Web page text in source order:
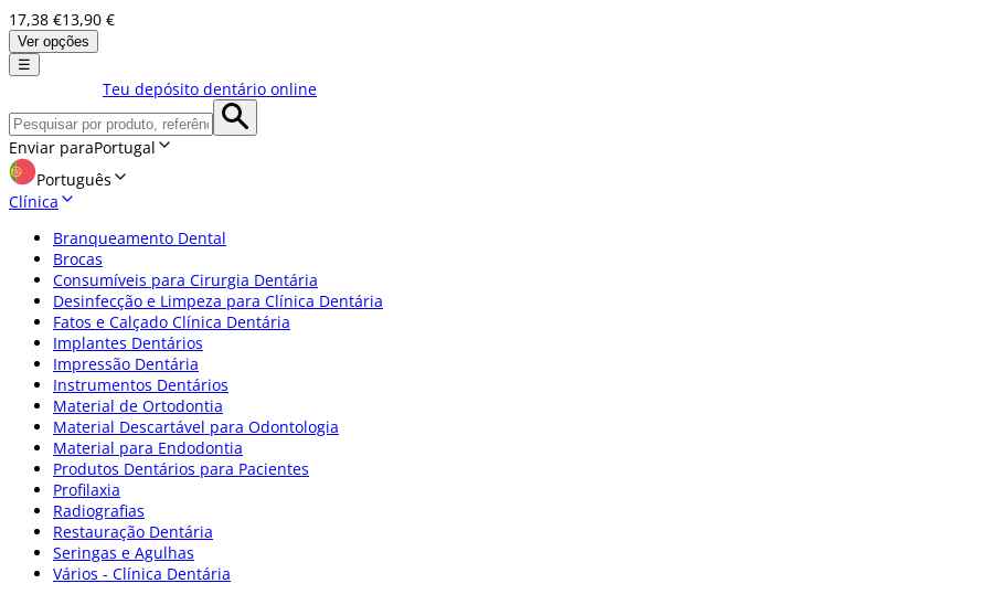
17,38 €13,90 €
Ver opções
☰
Teu depósito dentário online
Enviar paraPortugal
Português
Clínica
Branqueamento Dental
Brocas
Consumíveis para Cirurgia Dentária
Desinfecção e Limpeza para Clínica Dentária
Fatos e Calçado Clínica Dentária
Implantes Dentários
Impressão Dentária
Instrumentos Dentários
Material de Ortodontia
Material Descartável para Odontologia
Material para Endodontia
Produtos Dentários para Pacientes
Profilaxia
Radiografias
Restauração Dentária
Seringas e Agulhas
Vários - Clínica Dentária